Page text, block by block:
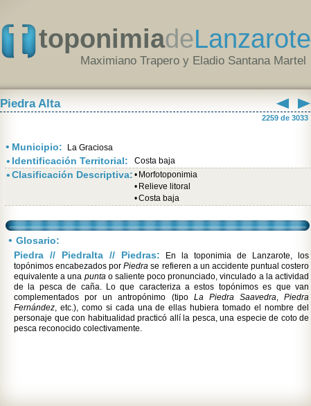
toponimiadeLanzarote
Maximiano Trapero y Eladio Santana Martel
Piedra Alta
2259 de 3033
• Municipio: La Graciosa
• Identificación Territorial: Costa baja
•Clasificación Descriptiva: • Morfotoponimia
• Relieve litoral
•Costa baja
• Glosario:
Piedra // Piedralta // Piedras: En la toponimia de Lanzarote, los
topónimos encabezados porPiedra se refieren a un accidente puntual costero
equivalente a una puntao saliente poco pronunciado, vinculado a la actividad
de la pesca de caña. Lo que caracteriza a estos topónimos es que van
complementados por un antropónimo (tipo La Piedra Saavedra, Piedra
Fernández, etc.), como si cada una de ellas hubiera tomado el nombre del
personaje que con habitualidad practicó allí la pesca, una especie de coto de
pesca reconocido colectivamente.